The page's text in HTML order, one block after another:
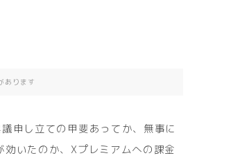
あります
申し立ての甲斐あってか、無事に
いたのか、Xプレミアムへの課金